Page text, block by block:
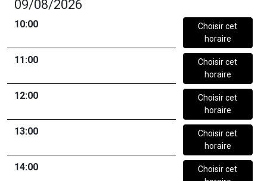
09/08/2026
10:00
Choisir cet
horaire
11:00
Choisir cet
horaire
12:00
Choisir cet
horaire
13:00
Choisir cet
horaire
14:00
Choisir cet